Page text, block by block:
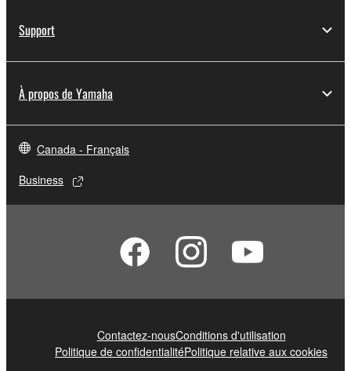
Support
À propos de Yamaha
Canada - Français
Business
Contactez-nousConditions d'utilisation
Politique de confidentialitéPolitique relative aux cookies